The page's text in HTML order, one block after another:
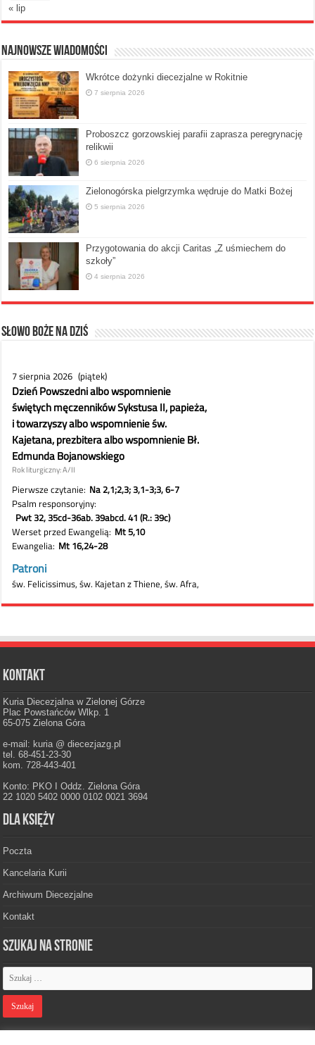
« lip
Najnowsze Wiadomości
Wkrótce dożynki diecezjalne w Rokitnie
7 sierpnia 2026
Proboszcz gorzowskiej parafii zaprasza peregrynację
relikwii
6 sierpnia 2026
Zielonogórska pielgrzymka wędruje do Matki Bożej
5 sierpnia 2026
Przygotowania do akcji Caritas „Z uśmiechem do
szkoły”
4 sierpnia 2026
Słowo Boże na dziś
Kontakt
Kuria Diecezjalna w Zielonej Górze
Plac Powstańców Wlkp. 1
65-075 Zielona Góra
e-mail: kuria @ diecezjazg.pl
tel. 68-451-23-30
kom. 728-443-401
Konto: PKO I Oddz. Zielona Góra
22 1020 5402 0000 0102 0021 3694
Dla księży
Poczta
Kancelaria Kurii
Archiwum Diecezjalne
Kontakt
Szukaj na stronie